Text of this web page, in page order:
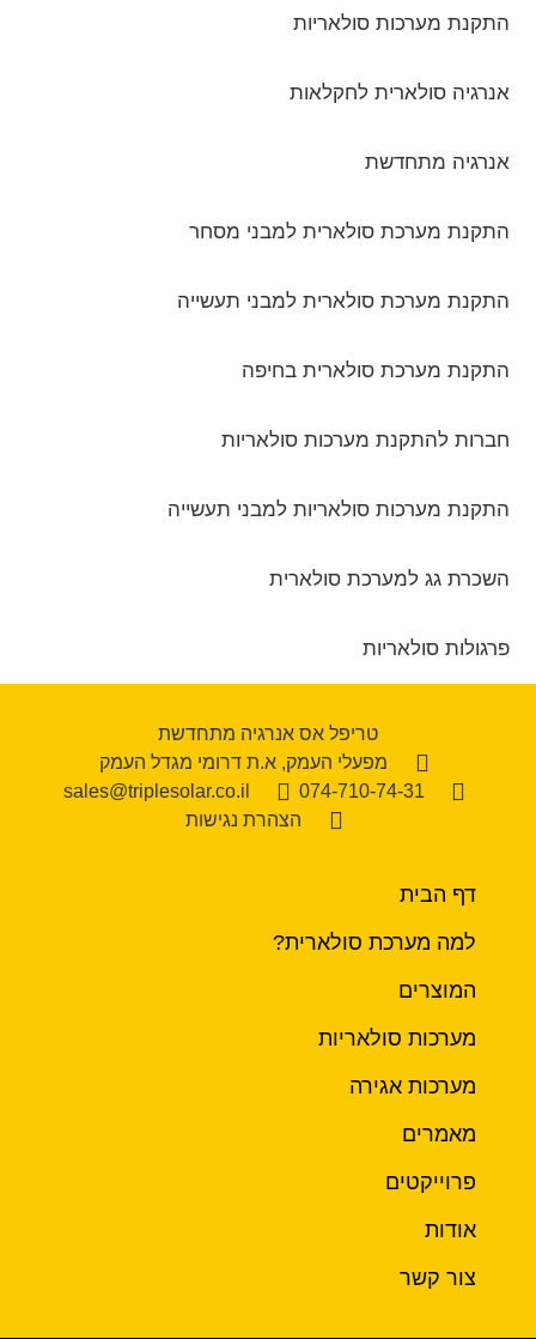
התקנת מערכות סולאריות
אנרגיה סולארית לחקלאות
אנרגיה מתחדשת
התקנת מערכת סולארית למבני מסחר
התקנת מערכת סולארית למבני תעשייה
התקנת מערכת סולארית בחיפה
חברות להתקנת מערכות סולאריות
התקנת מערכות סולאריות למבני תעשייה
השכרת גג למערכת סולארית
פרגולות סולאריות
טריפל אס אנרגיה מתחדשת
מפעלי העמק, א.ת דרומי מגדל העמק
074-710-74-31
sales@triplesolar.co.il
הצהרת נגישות
דף הבית
למה מערכת סולארית?
המוצרים
מערכות סולאריות
מערכות אגירה
מאמרים
פרוייקטים
אודות
צור קשר